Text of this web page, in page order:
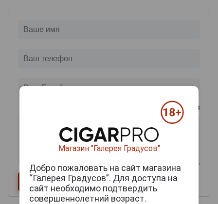
из 2000 знаков
Магазин "Галерея Градусов"
Добро пожаловать на сайт магазина
“Галерея Градусов”. Для доступа на
сайт необходимо подтвердить
совершеннолетний возраст.